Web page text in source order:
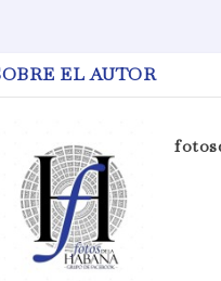
EL AUTOR